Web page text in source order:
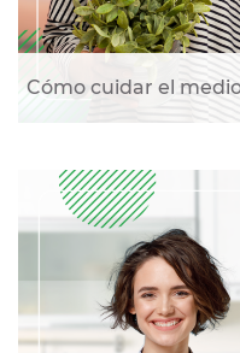
Cómo cuidar el